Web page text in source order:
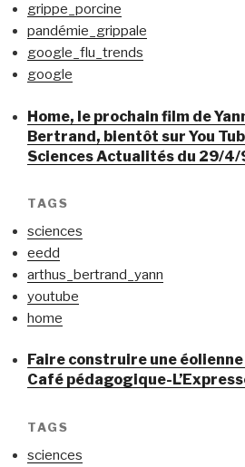
grippe_porcine
pandémie_grippale
google_flu_trends
google
Home, le prochain film de
Bertrand, bientôt sur You
Sciences Actualités du 29/4/
TAGS
sciences
eedd
arthus_bertrand_yann
youtube
home
Faire construire une éolienne
Café pédagogique-
TAGS
sciences